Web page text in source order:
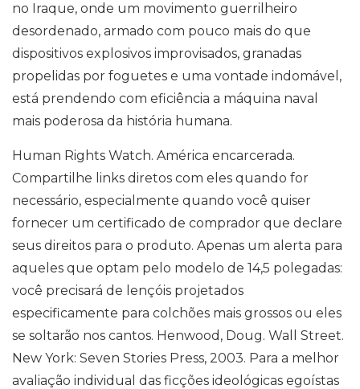
no Iraque, onde um movimento guerrilheiro
desordenado, armado com pouco mais do que
dispositivos explosivos improvisados, granadas
propelidas por foguetes e uma vontade indomável,
está prendendo com eficiência a máquina naval
mais poderosa da história humana.
Human Rights Watch. América encarcerada.
Compartilhe links diretos com eles quando for
necessário, especialmente quando você quiser
fornecer um certificado de comprador que declare
seus direitos para o produto. Apenas um alerta para
aqueles que optam pelo modelo de 14,5 polegadas:
você precisará de lençóis projetados
especificamente para colchões mais grossos ou eles
se soltarão nos cantos. Henwood, Doug. Wall Street.
New York: Seven Stories Press, 2003. Para a melhor
avaliação individual das ficções ideológicas egoístas